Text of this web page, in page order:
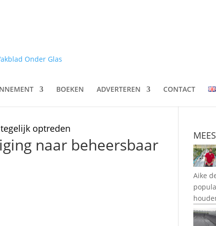
BOEKEN ADVERTEREN
CONTACT
optreden
naar beheersbaar
Aike